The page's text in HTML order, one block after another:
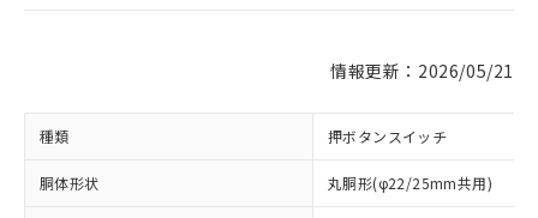
情報更新：2026/05/21
種類 押ボタンスイッチ
胴体形状 丸胴形(φ22/25mm共用)